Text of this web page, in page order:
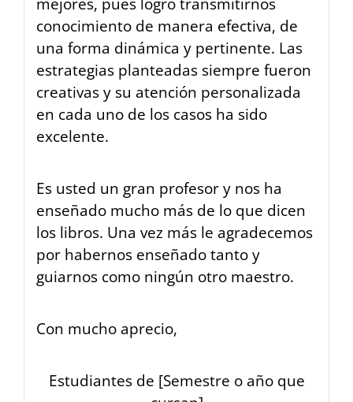
conocimiento de manera efectiva, de
una forma dinámica y pertinente. Las
estrategias planteadas siempre fueron
creativas y su atención personalizada
en cada uno de los casos ha sido
excelente.
Es usted un gran profesor y nos ha
enseñado mucho más de lo que dicen
los libros. Una vez más le agradecemos
por habernos enseñado tanto y
guiarnos como ningún otro maestro.
Con mucho aprecio,
Estudiantes de [Semestre o año que